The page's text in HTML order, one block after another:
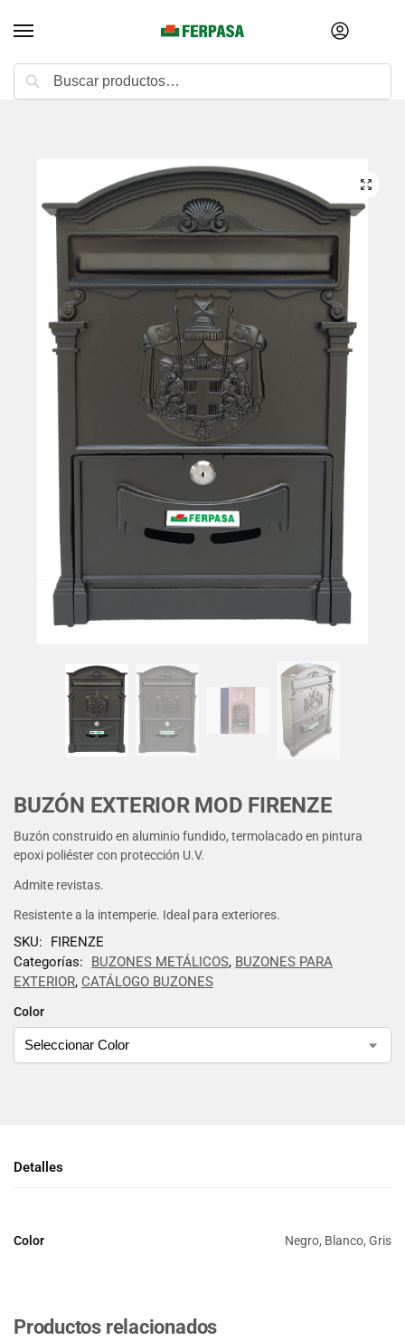
BUZÓN EXTERIOR MOD FIRENZE
Color
SKU:
FIRENZE
Categorías:
BUZONES METÁLICOS, BUZONES PARA
EXTERIOR, CATÁLOGO BUZONES
Buzón construido en aluminio fundido, termolacado en pintura
epoxi poliéster con protección U.V.
Admite revistas.
Resistente a la intemperie. Ideal para exteriores.
Detalles
Color Negro, Blanco, Gris
Productos relacionados